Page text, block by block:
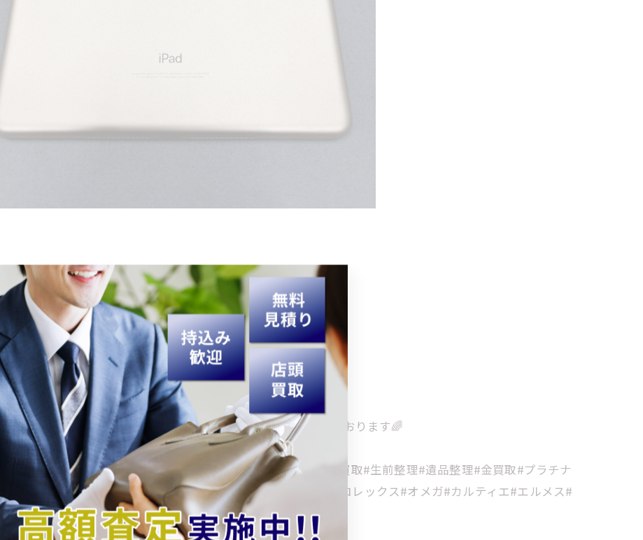
せていただきました。ありがとうございました😊
計などを強化買取中です💎👜⌚
どうぞ♬
額査定を目指しています。皆様のご来店を心よりお待ちしております🌈
取#高価買取#買取専門店#買取店#無料査定#出張買取#現金買取#生前整理#遺品整理#金買取#プラチナ
時計買取#ジュエリー買取#アクセサリー買取#記念硬貨買取#ロレックス#オメガ#カルティエ#エルメス#